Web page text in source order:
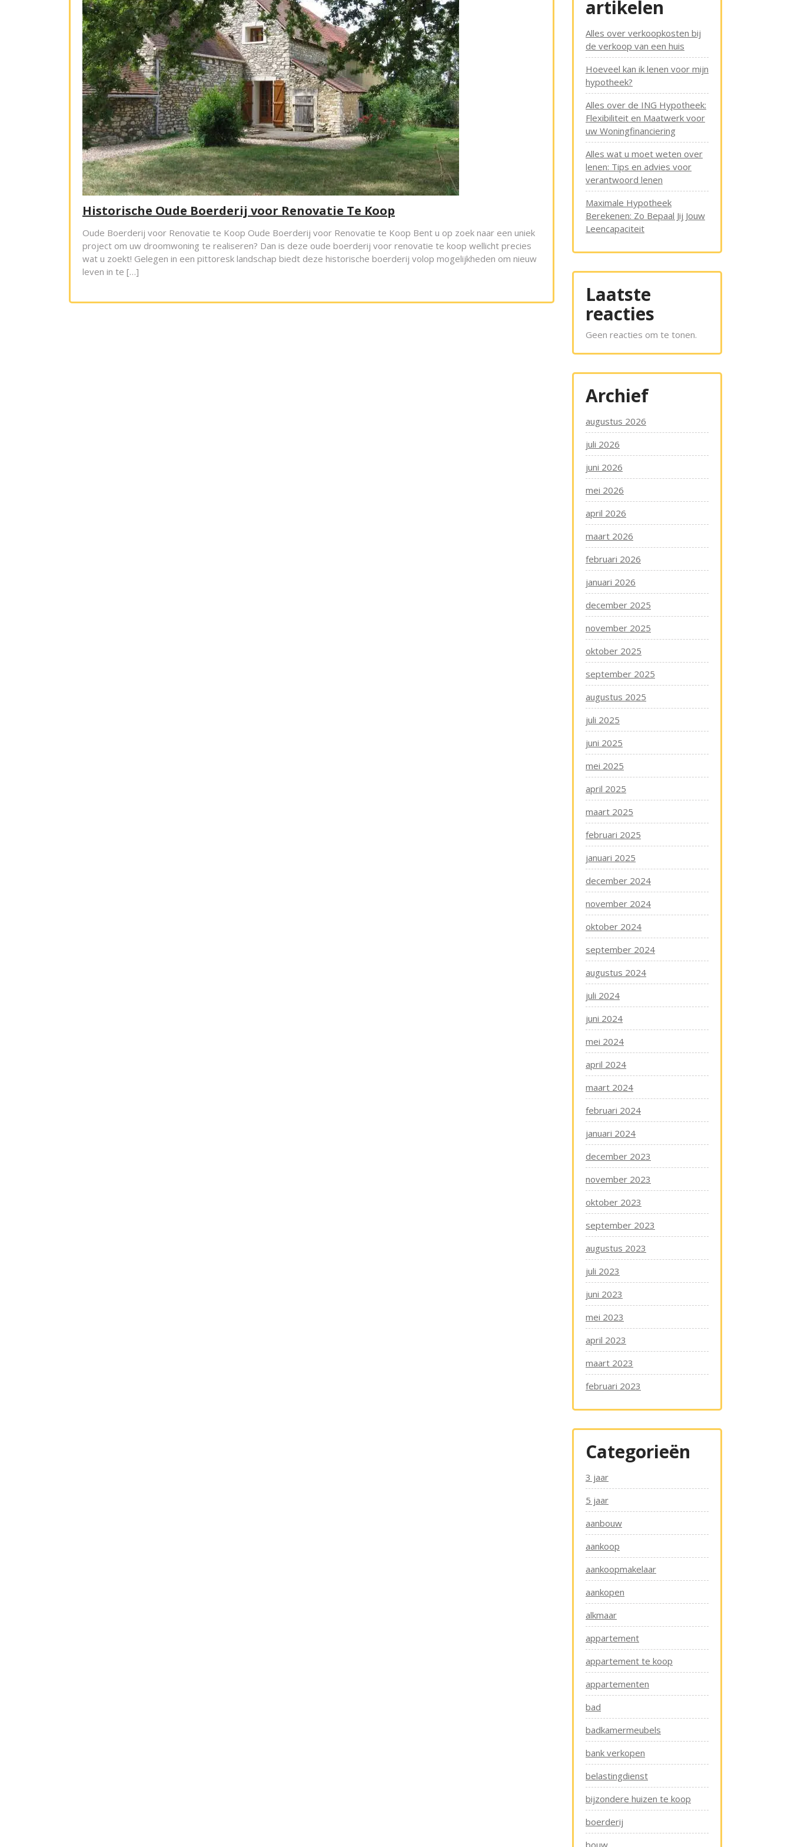
Historische Oude Boerderij voor Renovatie Te Koop
Oude Boerderij voor Renovatie te Koop Oude Boerderij voor Renovatie te Koop Bent u op zoek naar een uniek
project om uw droomwoning te realiseren? Dan is deze oude boerderij voor renovatie te koop wellicht precies
wat u zoekt! Gelegen in een pittoresk landschap biedt deze historische boerderij volop mogelijkheden om nieuw
leven in te […]
artikelen
Alles over verkoopkosten bij
de verkoop van een huis
Hoeveel kan ik lenen voor mijn
hypotheek?
Alles over de ING Hypotheek:
Flexibiliteit en Maatwerk voor
uw Woningfinanciering
Alles wat u moet weten over
lenen: Tips en advies voor
verantwoord lenen
Maximale Hypotheek
Berekenen: Zo Bepaal Jij Jouw
Leencapaciteit
Laatste
reacties
Geen reacties om te tonen.
Archief
augustus 2026
juli 2026
juni 2026
mei 2026
april 2026
maart 2026
februari 2026
januari 2026
december 2025
november 2025
oktober 2025
september 2025
augustus 2025
juli 2025
juni 2025
mei 2025
april 2025
maart 2025
februari 2025
januari 2025
december 2024
november 2024
oktober 2024
september 2024
augustus 2024
juli 2024
juni 2024
mei 2024
april 2024
maart 2024
februari 2024
januari 2024
december 2023
november 2023
oktober 2023
september 2023
augustus 2023
juli 2023
juni 2023
mei 2023
april 2023
maart 2023
februari 2023
Categorieën
3 jaar
5 jaar
aanbouw
aankoop
aankoopmakelaar
aankopen
alkmaar
appartement
appartement te koop
appartementen
bad
badkamermeubels
bank verkopen
belastingdienst
bijzondere huizen te koop
boerderij
bouw